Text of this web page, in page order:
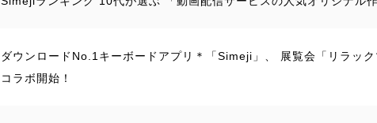
ダウンロードNo.1キーボードアプリ＊「Simeji」、 展覧会「リラッ
コラボ開始！